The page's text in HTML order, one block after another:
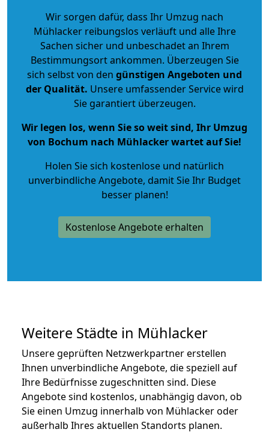
Wir sorgen dafür, dass Ihr Umzug nach
Mühlacker reibungslos verläuft und alle Ihre
Sachen sicher und unbeschadet an Ihrem
Bestimmungsort ankommen. Überzeugen Sie
sich selbst von den günstigen Angeboten und
der Qualität. Unsere umfassender Service wird
Sie garantiert überzeugen.
Wir legen los, wenn Sie so weit sind, Ihr Umzug
von Bochum nach Mühlacker wartet auf Sie!
Holen Sie sich kostenlose und natürlich
unverbindliche Angebote, damit Sie Ihr Budget
besser planen!
Kostenlose Angebote erhalten
Weitere Städte in Mühlacker
Unsere geprüften Netzwerkpartner erstellen
Ihnen unverbindliche Angebote, die speziell auf
Ihre Bedürfnisse zugeschnitten sind. Diese
Angebote sind kostenlos, unabhängig davon, ob
Sie einen Umzug innerhalb von Mühlacker oder
außerhalb Ihres aktuellen Standorts planen.